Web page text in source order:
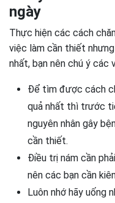
ngày
Thực hiện các cách
việc làm cần thiết
nhất, bạn nên chú ý các
Để tìm được cách
quả nhất thì trước
nguyên nhân gây
cần thiết.
Điều trị nám cần
nên các bạn cần
Luôn nhớ hãy uống